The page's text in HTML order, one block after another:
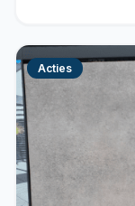
Acties